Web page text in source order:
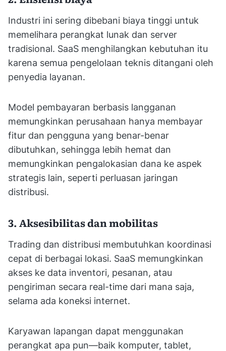
Industri ini sering dibebani biaya tinggi untuk
memelihara perangkat lunak dan server
tradisional. SaaS menghilangkan kebutuhan itu
karena semua pengelolaan teknis ditangani oleh
penyedia layanan.
Model pembayaran berbasis langganan
memungkinkan perusahaan hanya membayar
fitur dan pengguna yang benar-benar
dibutuhkan, sehingga lebih hemat dan
memungkinkan pengalokasian dana ke aspek
strategis lain, seperti perluasan jaringan
distribusi.
3. Aksesibilitas dan mobilitas
Trading dan distribusi membutuhkan koordinasi
cepat di berbagai lokasi. SaaS memungkinkan
akses ke data inventori, pesanan, atau
pengiriman secara real-time dari mana saja,
selama ada koneksi internet.
Karyawan lapangan dapat menggunakan
perangkat apa pun—baik komputer, tablet,